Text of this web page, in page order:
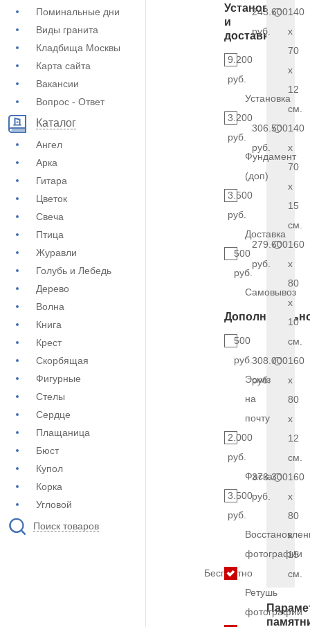
Поминальные дни
Виды гранита
Кладбища Москвы
Карта сайта
Вакансии
Вопрос - Ответ
Каталог
Ангел
Арка
Гитара
Цветок
Свеча
Птица
Журавли
Голубь и Лебедь
Дерево
Волна
Книга
Крест
Скорбящая
Фигурные
Стелы
Сердце
Плащаница
Бюст
Купол
Корка
Угловой
Поиск товаров
Установка
и
доставка
9.200
руб.
Установка
3.200
руб.
Фундамент
(доп)
3.500
руб.
Доставка
500
руб.
Самовывоз
500
руб.
Эскиз
на
почту
2.000
руб.
Фаска
3.500
руб.
фотографии
Бесплатно
Ретушь
фотографии
243.600
руб.
140
x
70
x
12
см.
306.500
руб.
140
x
70
x
15
см.
279.600
руб.
160
x
80
x
10
см.
308.000
руб.
160
x
80
x
12
см.
373.300
руб.
160
x
80
x
15
см.